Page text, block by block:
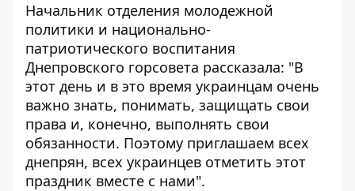
Начальник отделения молодежной
политики и национально-
патриотического воспитания
Днепровского горсовета рассказала: "В
этот день и в это время украинцам очень
важно знать, понимать, защищать свои
права и, конечно, выполнять свои
обязанности. Поэтому приглашаем всех
днепрян, всех украинцев отметить этот
праздник вместе с нами".